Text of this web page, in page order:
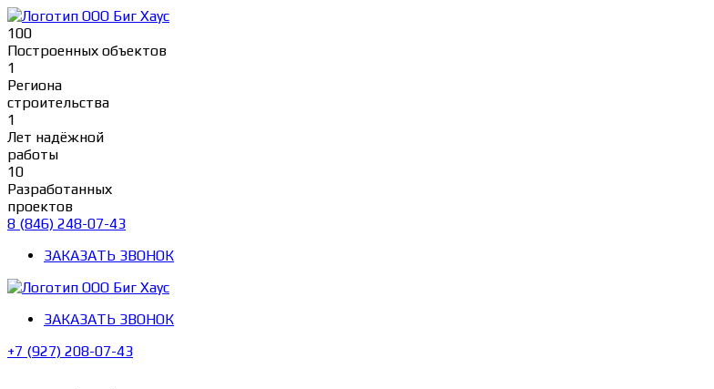
Перейти
к
содержимому
100
Построенных объектов
1
Региона
строительства
1
Лет надёжной
работы
10
Разработанных
проектов
8 (846) 248-07-43
ЗАКАЗАТЬ ЗВОНОК
ЗАКАЗАТЬ ЗВОНОК
+7 (927) 208-07-43